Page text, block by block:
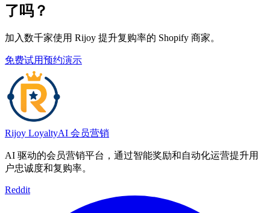
了吗？
加入数千家使用 Rijoy 提升复购率的 Shopify 商家。
免费试用预约演示
Rijoy LoyaltyAI 会员营销
AI 驱动的会员营销平台，通过智能奖励和自动化运营提升用
户忠诚度和复购率。
Reddit